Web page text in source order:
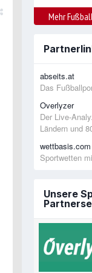
Mehr
abseits.at
Das
Overlyzer
Der Live-
Ländern und
wettbasis.com
Sportwetten
Unsere